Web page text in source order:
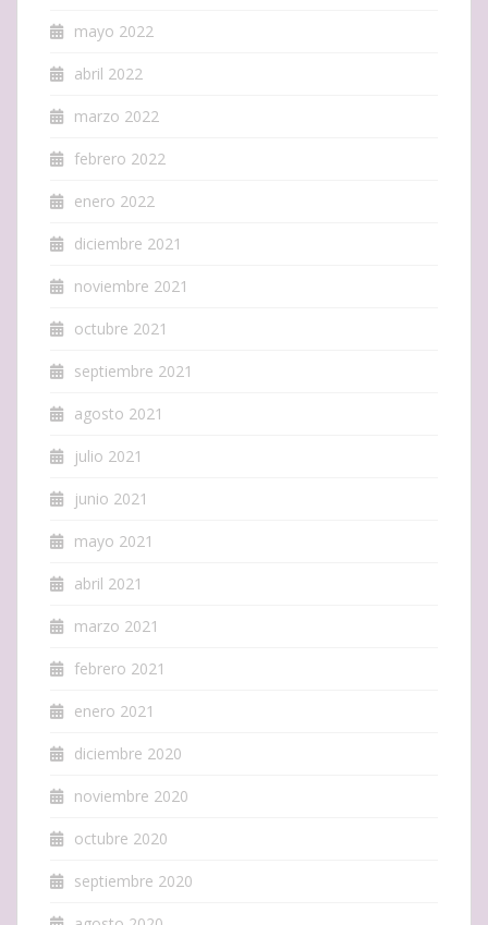
mayo 2022
abril 2022
marzo 2022
febrero 2022
enero 2022
diciembre 2021
noviembre 2021
octubre 2021
septiembre 2021
agosto 2021
julio 2021
junio 2021
mayo 2021
abril 2021
marzo 2021
febrero 2021
enero 2021
diciembre 2020
noviembre 2020
octubre 2020
septiembre 2020